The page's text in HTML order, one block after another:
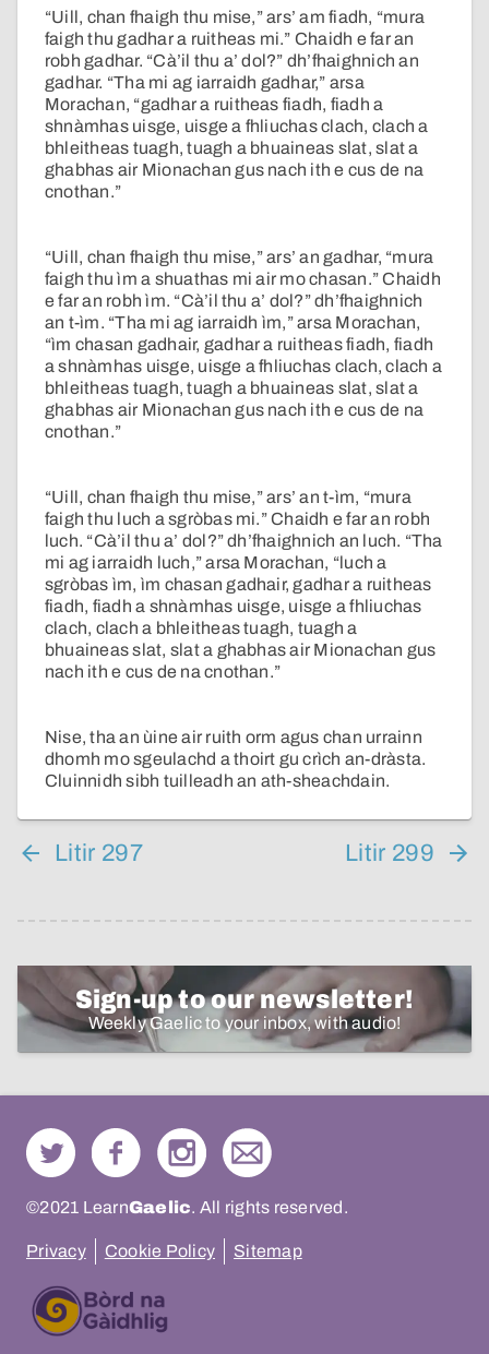
“Uill, chan fhaigh thu mise,” ars’ am fiadh, “mura
faigh thu gadhar a ruitheas mi.” Chaidh e far an
robh gadhar. “Cà’il thu a’ dol?” dh’fhaighnich an
gadhar. “Tha mi ag iarraidh gadhar,” arsa
Morachan, “gadhar a ruitheas fiadh, fiadh a
shnàmhas uisge, uisge a fhliuchas clach, clach a
bhleitheas tuagh, tuagh a bhuaineas slat, slat a
ghabhas air Mionachan gus nach ith e cus de na
cnothan.”
“Uill, chan fhaigh thu mise,” ars’ an gadhar, “mura
faigh thu ìm a shuathas mi air mo chasan.” Chaidh
e far an robh ìm. “Cà’il thu a’ dol?” dh’fhaighnich
an t-ìm. “Tha mi ag iarraidh ìm,” arsa Morachan,
“ìm chasan gadhair, gadhar a ruitheas fiadh, fiadh
a shnàmhas uisge, uisge a fhliuchas clach, clach a
bhleitheas tuagh, tuagh a bhuaineas slat, slat a
ghabhas air Mionachan gus nach ith e cus de na
cnothan.”
“Uill, chan fhaigh thu mise,” ars’ an t-ìm, “mura
faigh thu luch a sgròbas mi.” Chaidh e far an robh
luch. “Cà’il thu a’ dol?” dh’fhaighnich an luch. “Tha
mi ag iarraidh luch,” arsa Morachan, “luch a
sgròbas ìm, ìm chasan gadhair, gadhar a ruitheas
fiadh, fiadh a shnàmhas uisge, uisge a fhliuchas
clach, clach a bhleitheas tuagh, tuagh a
bhuaineas slat, slat a ghabhas air Mionachan gus
nach ith e cus de na cnothan.”
Nise, tha an ùine air ruith orm agus chan urrainn
dhomh mo sgeulachd a thoirt gu crìch an-dràsta.
Cluinnidh sibh tuilleadh an ath-sheachdain.
Litir 297 Litir 299
Sign-up to our newsletter!
Weekly Gaelic to your inbox, with audio!
©2021 LearnGaelic. All rights reserved.
Privacy Cookie Policy Sitemap